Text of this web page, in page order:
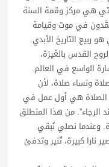
هي مركز وقمة السنة
في موت وقيامة
ربيع التاريخ الأبدي.
القدس بالغَيرَة،
الواسع في العالم.
ونساء صلاة، لأن
الصلاة هي أول عمل في
الرجاء”. من هذا المنطلق
وعندما نصلي نُبقي
نارا كبيرة، تُنير وتدفئ